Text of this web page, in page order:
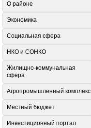
О районе
Экономика
Социальная сфера
НКО и СОНКО
Жилищно-коммунальная
сфера
Агропромышленный комплекс
Местный бюджет
Инвестиционный портал